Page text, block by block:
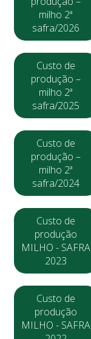
milho 2ª
safra/2026
Custo de
produção –
milho 2ª
safra/2025
Custo de
produção –
milho 2ª
safra/2024
Custo de
produção
MILHO - SAFRA
2023
Custo de
produção
MILHO - SAFRA